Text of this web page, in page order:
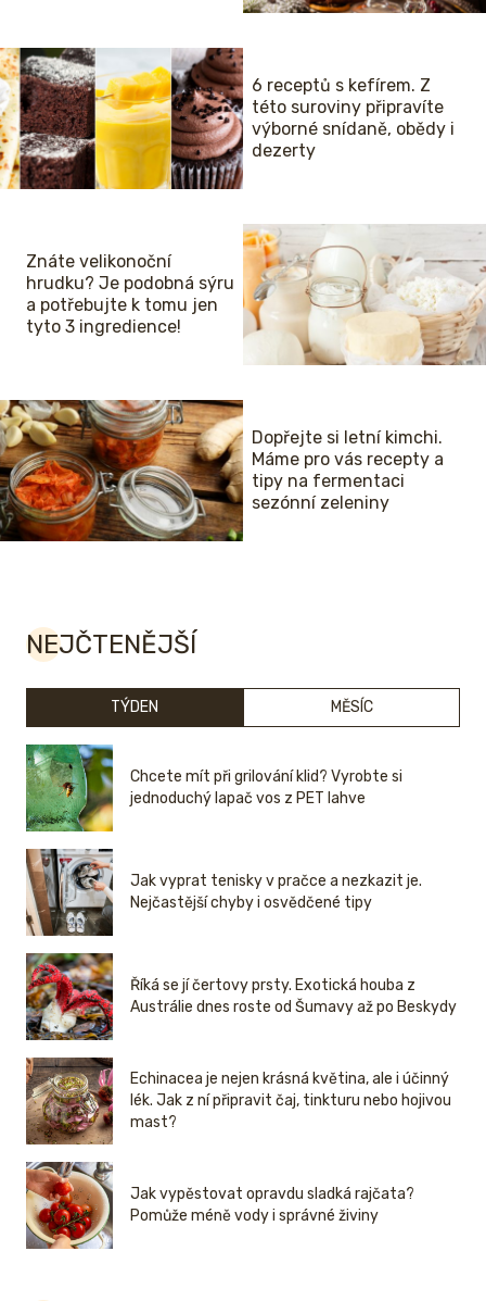
6 receptů s kefírem. Z
této suroviny připravíte
výborné snídaně, obědy i
dezerty
Znáte velikonoční
hrudku? Je podobná sýru
a potřebujte k tomu jen
tyto 3 ingredience!
Dopřejte si letní kimchi.
Máme pro vás recepty a
tipy na fermentaci
sezónní zeleniny
NEJČTENĚJŠÍ
TÝDEN MĚSÍC
Chcete mít při grilování klid? Vyrobte si
jednoduchý lapač vos z PET lahve
Jak vyprat tenisky v pračce a nezkazit je.
Nejčastější chyby i osvědčené tipy
Říká se jí čertovy prsty. Exotická houba z
Austrálie dnes roste od Šumavy až po Beskydy
Echinacea je nejen krásná květina, ale i účinný
lék. Jak z ní připravit čaj, tinkturu nebo hojivou
mast?
Jak vypěstovat opravdu sladká rajčata?
Pomůže méně vody i správné živiny